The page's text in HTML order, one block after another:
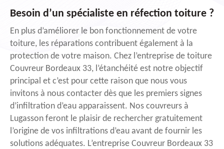
Besoin d’un spécialiste en réfection toiture ?
En plus d’améliorer le bon fonctionnement de votre
toiture, les réparations contribuent également à la
protection de votre maison. Chez l’entreprise de toiture
Couvreur Bordeaux 33, l’étanchéité est notre objectif
principal et c’est pour cette raison que nous vous
invitons à nous contacter dès que les premiers signes
d’infiltration d’eau apparaissent. Nos couvreurs à
Lugasson feront le plaisir de rechercher gratuitement
l’origine de vos infiltrations d’eau avant de fournir les
solutions adéquates. L’entreprise Couvreur Bordeaux 33